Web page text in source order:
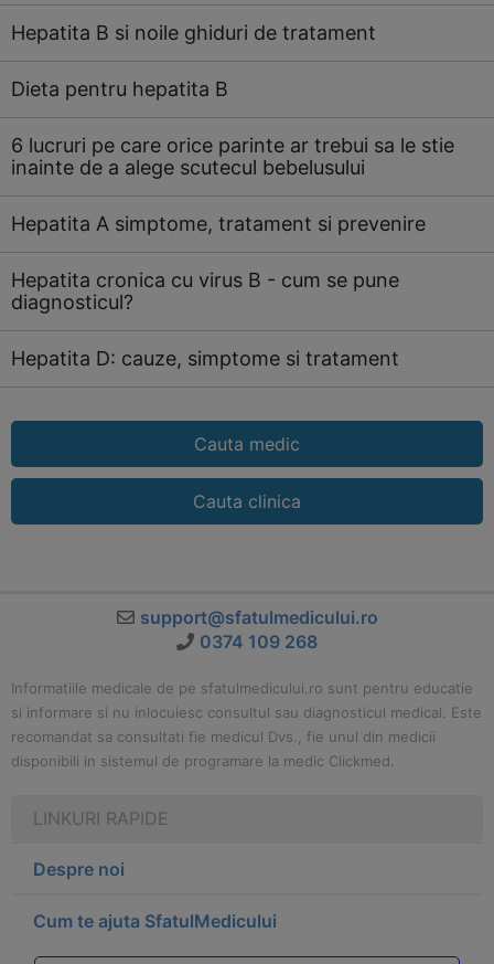
Hepatita B si noile ghiduri de tratament
Dieta pentru hepatita B
6 lucruri pe care orice parinte ar trebui sa le stie
inainte de a alege scutecul bebelusului
Hepatita A simptome, tratament si prevenire
Hepatita cronica cu virus B - cum se pune
diagnosticul?
Hepatita D: cauze, simptome si tratament
Cauta medic
Cauta clinica
support@sfatulmedicului.ro
0374 109 268
Informatiile medicale de pe sfatulmedicului.ro sunt pentru educatie
si informare si nu inlocuiesc consultul sau diagnosticul medical. Este
recomandat sa consultati fie medicul Dvs., fie unul din medicii
disponibili in sistemul de programare la medic Clickmed.
LINKURI RAPIDE
Despre noi
Cum te ajuta SfatulMedicului